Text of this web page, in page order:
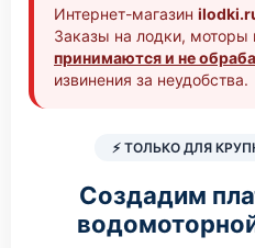
Интернет-магазин
Заказы на лодки, моторы
принимаются и не
извинения за неудобства.
⚡ ТОЛЬКО ДЛЯ
Создадим